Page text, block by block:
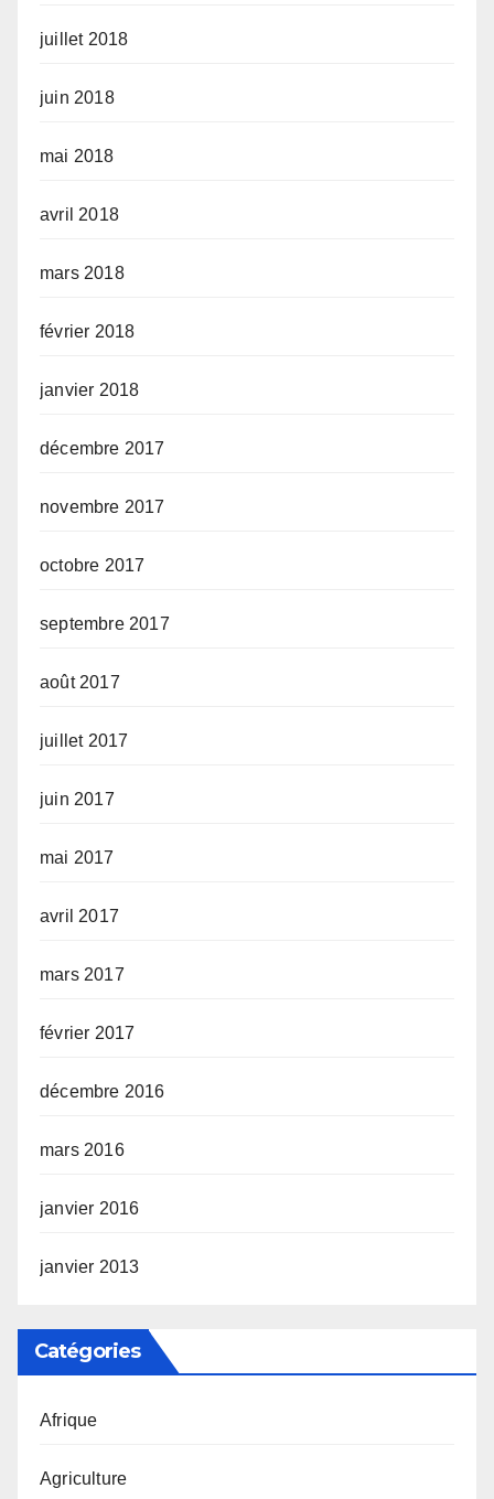
juillet 2018
juin 2018
mai 2018
avril 2018
mars 2018
février 2018
janvier 2018
décembre 2017
novembre 2017
octobre 2017
septembre 2017
août 2017
juillet 2017
juin 2017
mai 2017
avril 2017
mars 2017
février 2017
décembre 2016
mars 2016
janvier 2016
janvier 2013
Catégories
Afrique
Agriculture